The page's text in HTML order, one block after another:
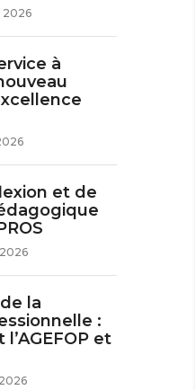
2026
à
et de
la
:
l’AGEFOP et